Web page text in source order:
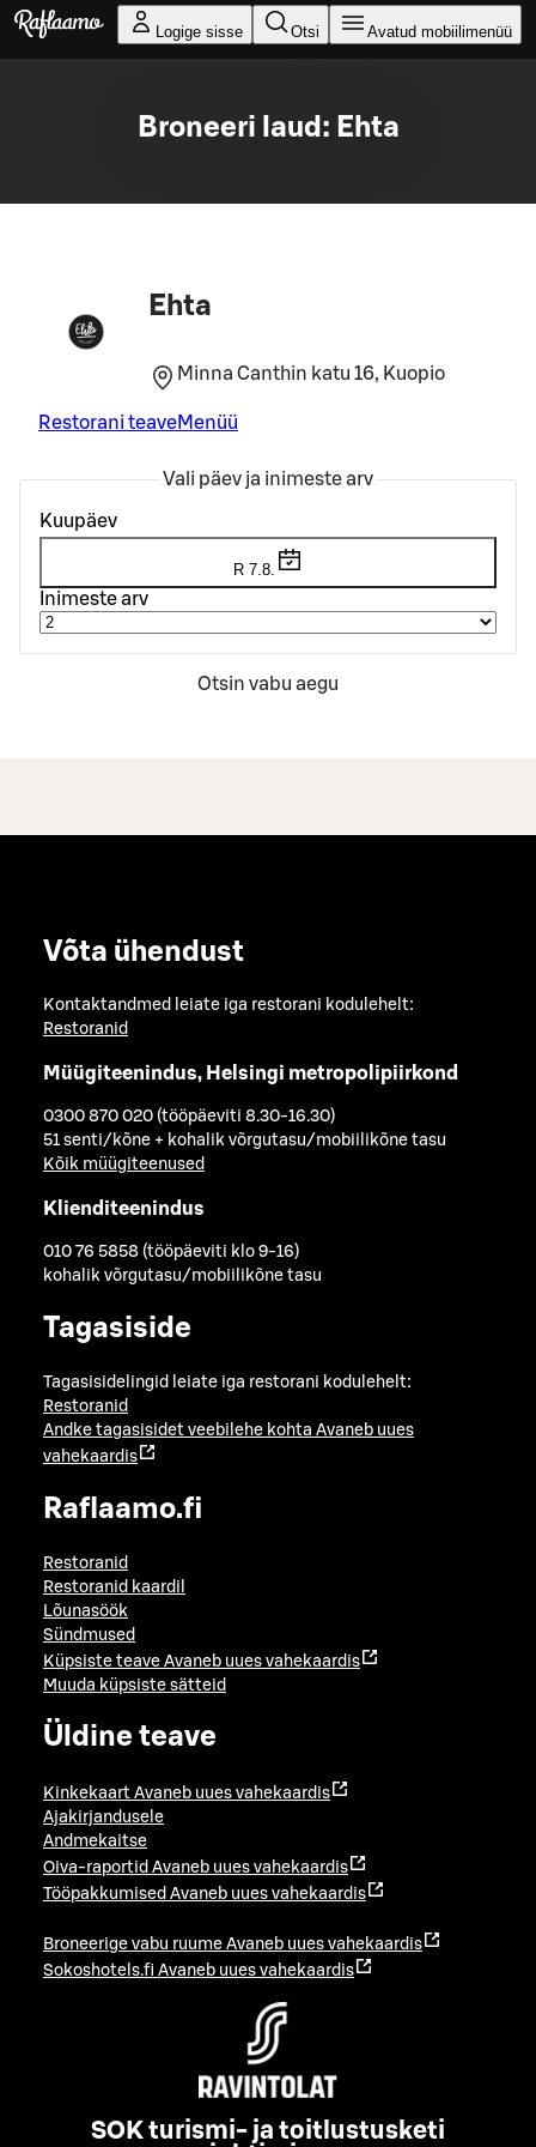
Liigu peamise sisu juurde
Logige sisse Otsi Avatud mobiilimenüü
Broneeri laud: Ehta
Ehta
Minna Canthin katu 16, Kuopio
Restorani teaveMenüü
Vali päev ja inimeste arv
Kuupäev
R 7.8.
Inimeste arv
Otsin vabu aegu
Võta ühendust
Kontaktandmed leiate iga restorani kodulehelt:
Restoranid
Müügiteenindus, Helsingi metropolipiirkond
0300 870 020 (tööpäeviti 8.30-16.30)
51 senti/kõne + kohalik võrgutasu/mobiilikõne tasu
Kõik müügiteenused
Klienditeenindus
010 76 5858 (tööpäeviti klo 9-16)
kohalik võrgutasu/mobiilikõne tasu
Tagasiside
Tagasisidelingid leiate iga restorani kodulehelt:
Restoranid
Andke tagasisidet veebilehe kohta Avaneb uues
vahekaardis
Raflaamo.fi
Restoranid
Restoranid kaardil
Lõunasöök
Sündmused
Küpsiste teave Avaneb uues vahekaardis
Muuda küpsiste sätteid
Üldine teave
Kinkekaart Avaneb uues vahekaardis
Ajakirjandusele
Andmekaitse
Oiva-raportid Avaneb uues vahekaardis
Tööpakkumised Avaneb uues vahekaardis
Broneerige vabu ruume Avaneb uues vahekaardis
Sokoshotels.fi Avaneb uues vahekaardis
SOK turismi- ja toitlustusketi